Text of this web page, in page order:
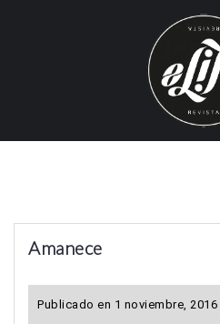
Amanece
Publicado en 1 noviembre, 2016